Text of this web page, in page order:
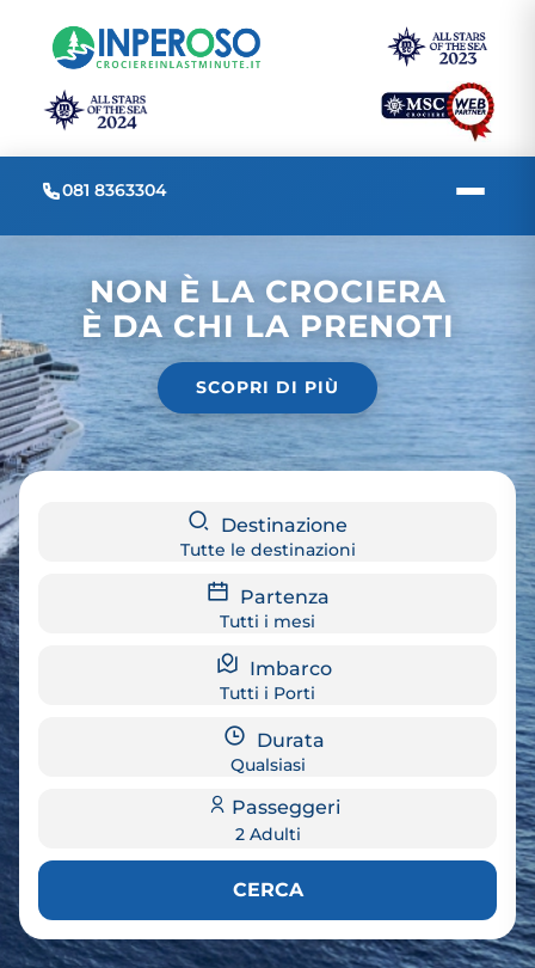
081 8363304
NON È LA CROCIERA
È DA CHI LA PRENOTI
SCOPRI DI PIÙ
Destinazione
Tutte le destinazioni
Partenza
Tutti i mesi
Imbarco
Tutti i Porti
Durata
Qualsiasi
Passeggeri
2 Adulti
CERCA